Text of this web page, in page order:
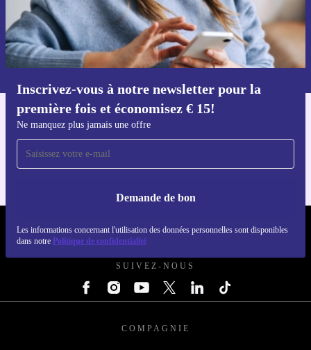
Inscrivez-vous à notre newsletter pour la
première fois et économisez € 15!
Politique de confidentialité
Voucher aanvragen
Retrouvez les informations sur l'utilisation des données personnelles
dans notre
politique de confidentialité.
Téléchargez l'application refurbed
Pour iOS et Android
REFURBED BELGIQUE - RETHINK NEW.
SUIVEZ-NOUS
COMPAGNIE